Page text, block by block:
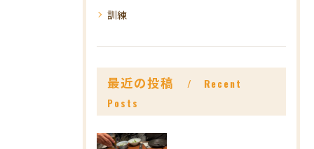
訓練
最近の投稿
Recent
Posts